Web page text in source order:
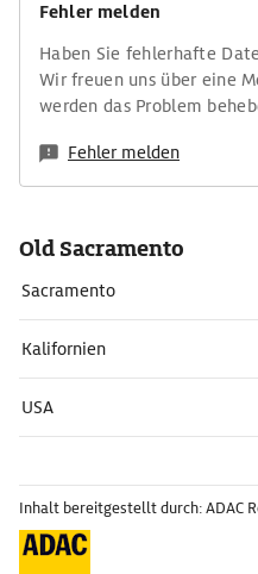
Fehler melden
Haben Sie fehlerhafte
Wir freuen uns über eine
werden das Problem
Fehler melden
Old Sacramento
Sacramento
Kalifornien
USA
Inhalt bereitgestellt durch: ADAC